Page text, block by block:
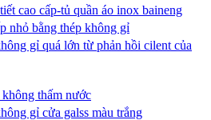
cao cấp-tủ quần áo inox baineng
nhỏ bằng thép không gỉ
gỉ quá lớn từ phản hồi cilent của
thấm nước
gỉ cửa galss màu trắng